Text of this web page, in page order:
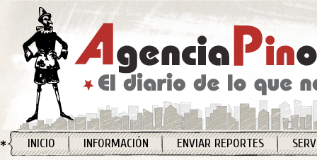
INICIO INFORMACIÓN ENVIAR REPORTES